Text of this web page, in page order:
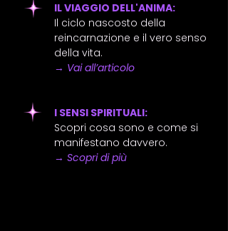
IL VIAGGIO DELL'ANIMA:
Il ciclo nascosto della
reincarnazione e il vero senso
della vita.
→ Vai all’articolo
I SENSI SPIRITUALI:
Scopri cosa sono e come si
manifestano davvero.
→ Scopri di più